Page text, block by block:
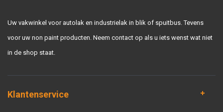
Uw vakwinkel voor autolak en industrielak in blik of spuitbus. Tevens
voor uw non paint producten. Neem contact op als u iets wenst wat niet
in de shop staat.
Klantenservice